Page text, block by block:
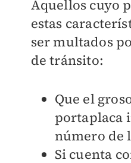
Aquellos cuyo
estas
ser multados
de tránsito:
Que el
portaplaca
número de
Si cuenta